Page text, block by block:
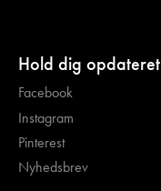
Hold dig opdateret
Facebook
Instagram
Pinterest
Nyhedsbrev